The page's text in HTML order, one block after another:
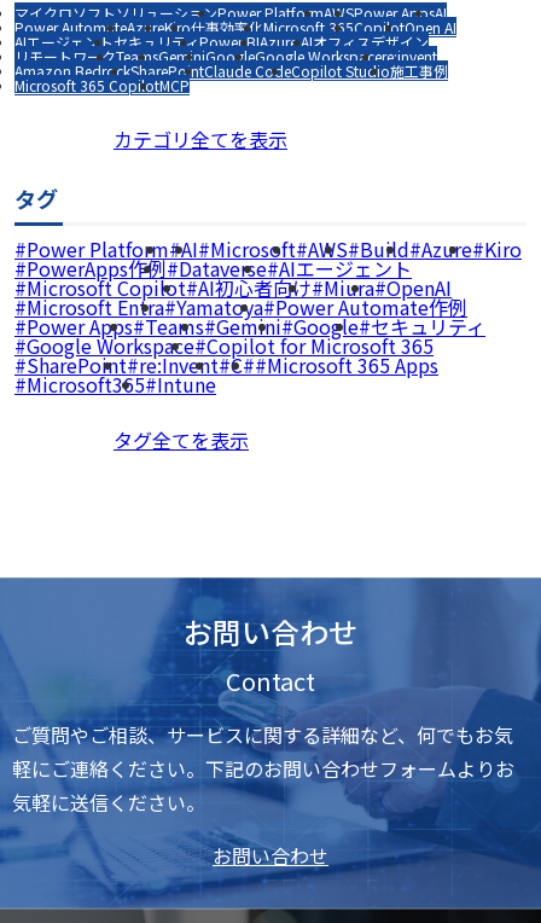
マイクロソフトソリューションPower PlatformAWSPower AppsAI
Power AutomateAzureKiro仕事効率化Microsoft 365CopilotOpen AI
AIエージェントセキュリティPower BIAzure AIオフィスデザイン
リモートワークTeamsGeminiGoogleGoogle Workspacere:invent
Amazon BedrockSharePointClaude CodeCopilot Studio施工事例
Microsoft 365 CopilotMCP
カテゴリ全てを表示
タグ
Power Platform AI Microsoft AWS Build Azure Kiro
PowerApps作例 Dataverse AIエージェント
Microsoft Copilot AI初心者向け Miura OpenAI
Microsoft Entra Yamatoya Power Automate作例
Power Apps Teams Gemini Google セキュリティ
Google Workspace Copilot for Microsoft 365
SharePoint re:Invent C# Microsoft 365 Apps
Microsoft365 Intune
タグ全てを表示
お問い合わせ
Contact
ご質問やご相談、サービスに関する詳細など、何でもお気
軽にご連絡ください。下記のお問い合わせフォームよりお
気軽に送信ください。
お問い合わせ